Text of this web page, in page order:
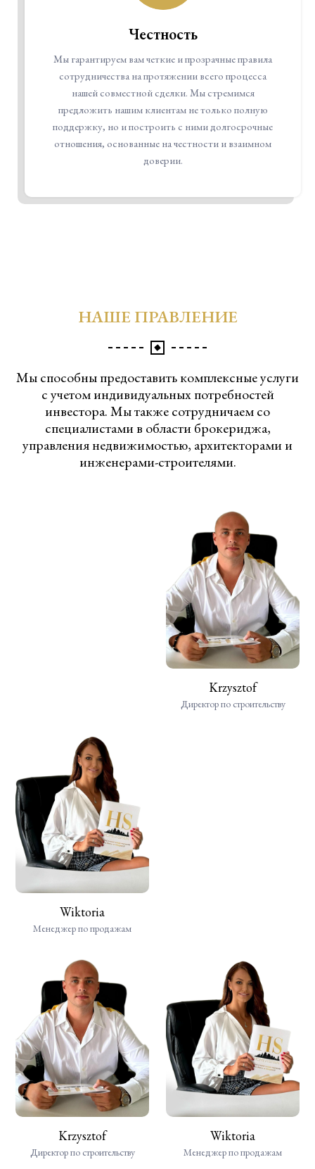
Честность
Мы гарантируем вам четкие и прозрачные правила
сотрудничества на протяжении всего процесса
нашей совместной сделки. Мы стремимся
предложить нашим клиентам не только полную
поддержку, но и построить с ними долгосрочные
отношения, основанные на честности и взаимном
доверии.
НАШЕ ПРАВЛЕНИЕ
Мы способны предоставить комплексные услуги
с учетом индивидуальных потребностей
инвестора. Мы также сотрудничаем со
специалистами в области брокериджа,
управления недвижимостью, архитекторами и
инженерами-строителями.
Wiktoria
Менеджер по продажам
Krzysztof
Директор по строительству
Wiktoria
Менеджер по продажам
Krzysztof
Директор по строительству